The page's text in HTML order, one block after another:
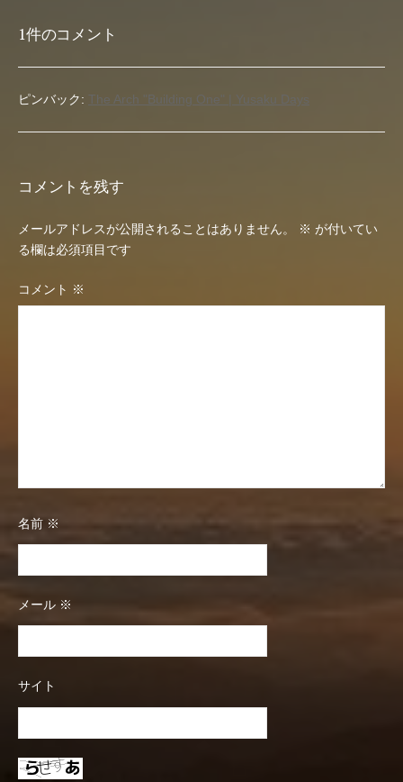
ビ
ゲ
ー
シ
1件のコメント
ピンバック: The Arch "Building One" | Yusaku Days
コメントを残す
メールアドレスが公開されることはありません。 ※ が付いてい
る欄は必須項目です
コメント ※
名前 ※
メール ※
サイト